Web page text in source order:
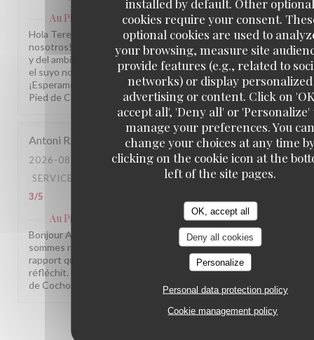
installed by default. Other
cookies require your consent.
optional cookies are used to
your browsing, measure site
provide features (e.g., related to
networks) or display personalized
advertising or content. Click on
accept all', 'Deny all' or 'Personalize'
manage your preferences. You
change your choices at any time
clicking on the cookie icon at the
left of the site pages.
OK, accept all
Deny all cookies
Personalize
Personal data protection policy
Cookie management policy
Au Pied de Cochon has replied to this review
Hola Teresa, ¡Muchas gracias por compartir su visita con
nosotros! Nos alegra saber que disfrutó de nuestra cocina
y del ambiente de nuestro restaurante. Comentarios como
el suyo nos motivan a seguir cuidando cada detalle.
¡Esperamos volver a recibirle muy pronto! L'équipe du Au
Pied de Cochon
Antoni R
2026-08-05
- 20:30 - GUESTS 3
SERVICE
4/5 FOOD: 5/5 VALUE:
3/5
Au Pied de Cochon
has replied to this review
Bonjour Antoni, Merci pour ce retour sincère ! Nous
sommes ravis que la cuisine vous ait autant plu. Pour le
rapport qualité/prix, on entend votre remarque et on y
réfléchit. On espère vous revoir bientôt ! L'équipe Au Pied
de Cochon, Paris 1